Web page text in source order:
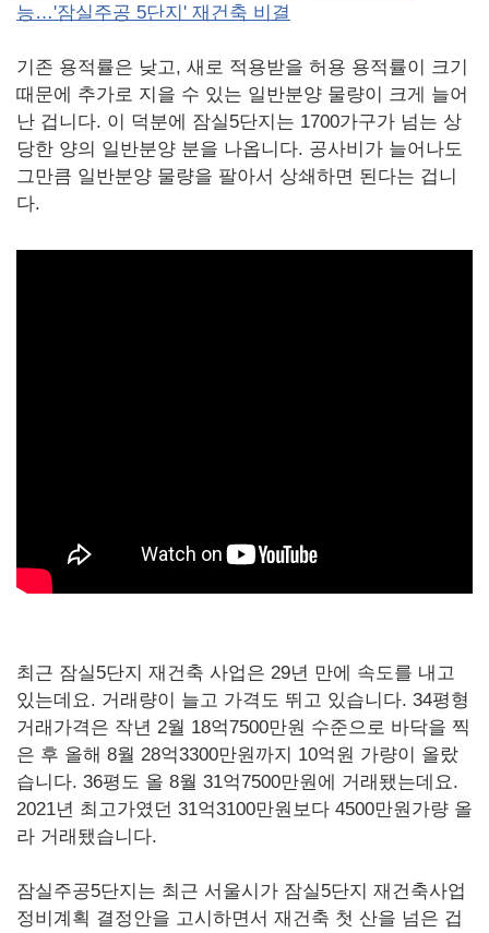
능…'잠실주공 5단지' 재건축 비결
기존 용적률은 낮고, 새로 적용받을 허용 용적률이 크기
때문에 추가로 지을 수 있는 일반분양 물량이 크게 늘어
난 겁니다. 이 덕분에 잠실5단지는 1700가구가 넘는 상
당한 양의 일반분양 분을 나옵니다. 공사비가 늘어나도
그만큼 일반분양 물량을 팔아서 상쇄하면 된다는 겁니
다.
최근 잠실5단지 재건축 사업은 29년 만에 속도를 내고
있는데요. 거래량이 늘고 가격도 뛰고 있습니다. 34평형
거래가격은 작년 2월 18억7500만원 수준으로 바닥을 찍
은 후 올해 8월 28억3300만원까지 10억원 가량이 올랐
습니다. 36평도 올 8월 31억7500만원에 거래됐는데요.
2021년 최고가였던 31억3100만원보다 4500만원가량 올
라 거래됐습니다.
잠실주공5단지는 최근 서울시가 잠실5단지 재건축사업
정비계획 결정안을 고시하면서 재건축 첫 산을 넘은 겁